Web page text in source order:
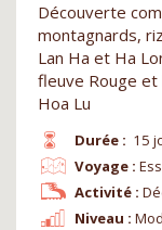
Découverte
montagnards,
Lan Ha et Ha
fleuve Rouge et
Hoa Lu
Durée : 15
Niveau :
Voyage :
Activité :